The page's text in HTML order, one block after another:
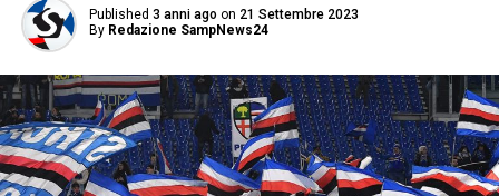
Published 3 anni ago on 21 Settembre 2023
By Redazione SampNews24